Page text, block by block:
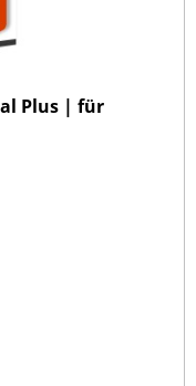
Plus | für